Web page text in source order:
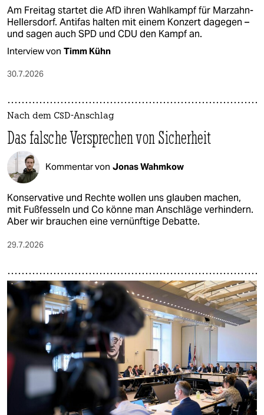
Am Freitag startet die AfD ihren Wahlkampf für Marzahn-
Hellersdorf. Antifas halten mit einem Konzert dagegen –
und sagen auch SPD und CDU den Kampf an.
Interview von Timm Kühn
30.7.2026
Nach dem CSD-Anschlag
Das falsche Versprechen von Sicherheit
Kommentar von Jonas Wahmkow
Konservative und Rechte wollen uns glauben machen,
mit Fußfesseln und Co könne man Anschläge verhindern.
Aber wir brauchen eine vernünftige Debatte.
29.7.2026